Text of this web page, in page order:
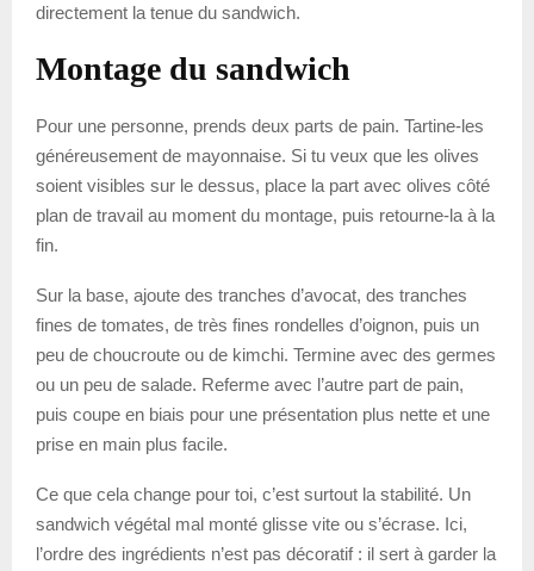
directement la tenue du sandwich.
Montage du sandwich
Pour une personne, prends deux parts de pain. Tartine-les
généreusement de mayonnaise. Si tu veux que les olives
soient visibles sur le dessus, place la part avec olives côté
plan de travail au moment du montage, puis retourne-la à la
fin.
Sur la base, ajoute des tranches d’avocat, des tranches
fines de tomates, de très fines rondelles d’oignon, puis un
peu de choucroute ou de kimchi. Termine avec des germes
ou un peu de salade. Referme avec l’autre part de pain,
puis coupe en biais pour une présentation plus nette et une
prise en main plus facile.
Ce que cela change pour toi, c’est surtout la stabilité. Un
sandwich végétal mal monté glisse vite ou s’écrase. Ici,
l’ordre des ingrédients n’est pas décoratif : il sert à garder la